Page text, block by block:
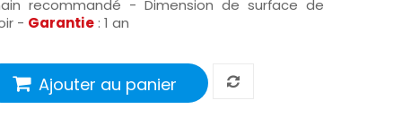
recommandé - Dimension de surface de
- Garantie : 1 an
Ajouter au panier